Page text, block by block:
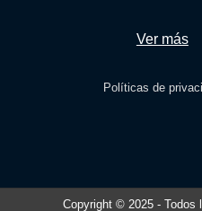
Ver más
Políticas de
Copyright © 2025 - Todos